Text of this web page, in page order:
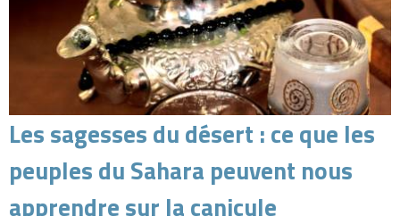
Les sagesses du désert : ce que les
peuples du Sahara peuvent nous
apprendre sur la canicule